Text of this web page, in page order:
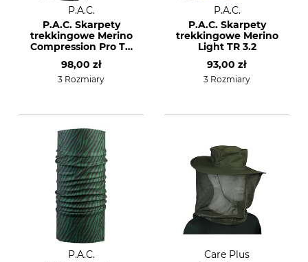
P.A.C.
P.A.C. Skarpety
trekkingowe Merino
Compression Pro TR
98,00 zł
3 Rozmiary
P.A.C.
P.A.C. Skarpety
trekkingowe Merino
Light TR 3.2
93,00 zł
3 Rozmiary
P.A.C.
Care Plus